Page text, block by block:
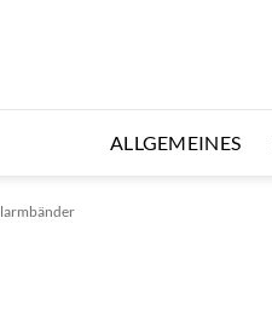
ALLGEMEINES